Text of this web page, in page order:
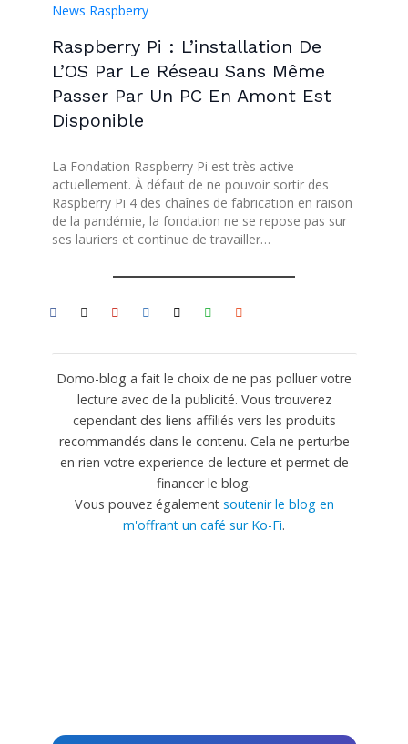
News Raspberry
Raspberry Pi : L’installation De
L’OS Par Le Réseau Sans Même
Passer Par Un PC En Amont Est
Disponible
La Fondation Raspberry Pi est très active
actuellement. À défaut de ne pouvoir sortir des
Raspberry Pi 4 des chaînes de fabrication en raison
de la pandémie, la fondation ne se repose pas sur
ses lauriers et continue de travailler…
Domo-blog a fait le choix de ne pas polluer votre
lecture avec de la publicité. Vous trouverez
cependant des liens affiliés vers les produits
recommandés dans le contenu. Cela ne perturbe
en rien votre experience de lecture et permet de
financer le blog.
Vous pouvez également soutenir le blog en
m'offrant un café sur Ko-Fi.